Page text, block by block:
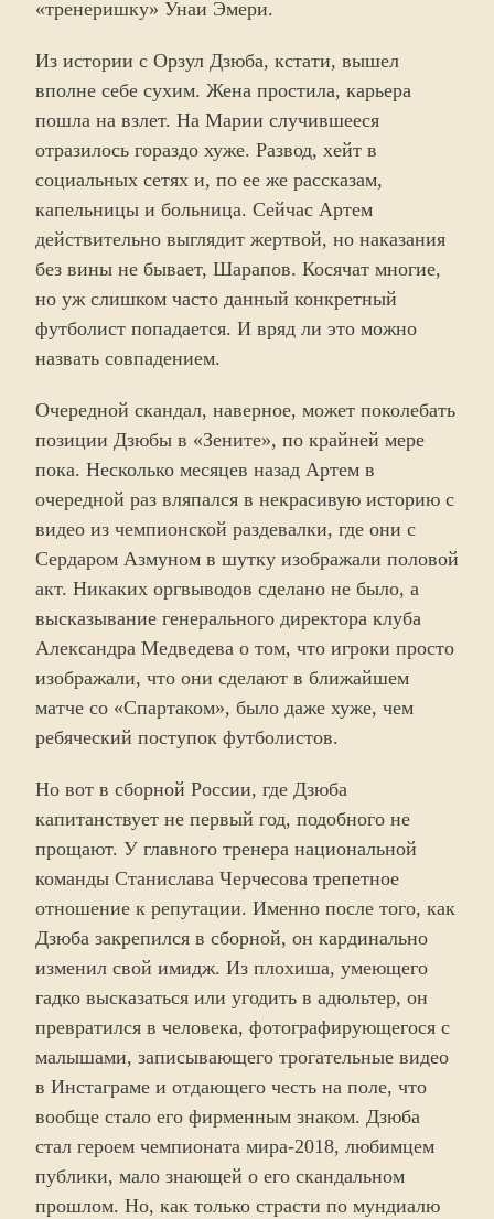
«тренеришку» Унаи Эмери.
Из истории с Орзул Дзюба, кстати, вышел
вполне себе сухим. Жена простила, карьера
пошла на взлет. На Марии случившееся
отразилось гораздо хуже. Развод, хейт в
социальных сетях и, по ее же рассказам,
капельницы и больница. Сейчас Артем
действительно выглядит жертвой, но наказания
без вины не бывает, Шарапов. Косячат многие,
но уж слишком часто данный конкретный
футболист попадается. И вряд ли это можно
назвать совпадением.
Очередной скандал, наверное, может поколебать
позиции Дзюбы в «Зените», по крайней мере
пока. Несколько месяцев назад Артем в
очередной раз вляпался в некрасивую историю с
видео из чемпионской раздевалки, где они с
Сердаром Азмуном в шутку изображали половой
акт. Никаких оргвыводов сделано не было, а
высказывание генерального директора клуба
Александра Медведева о том, что игроки просто
изображали, что они сделают в ближайшем
матче со «Спартаком», было даже хуже, чем
ребяческий поступок футболистов.
Но вот в сборной России, где Дзюба
капитанствует не первый год, подобного не
прощают. У главного тренера национальной
команды Станислава Черчесова трепетное
отношение к репутации. Именно после того, как
Дзюба закрепился в сборной, он кардинально
изменил свой имидж. Из плохиша, умеющего
гадко высказаться или угодить в адюльтер, он
превратился в человека, фотографирующегося с
малышами, записывающего трогательные видео
в Инстаграме и отдающего честь на поле, что
вообще стало его фирменным знаком. Дзюба
стал героем чемпионата мира-2018, любимцем
публики, мало знающей о его скандальном
прошлом. Но, как только страсти по мундиалю